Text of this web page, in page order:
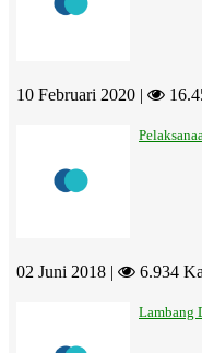
10 Februari 2020 |
02 Juni 2018 | 6.934
Lambang